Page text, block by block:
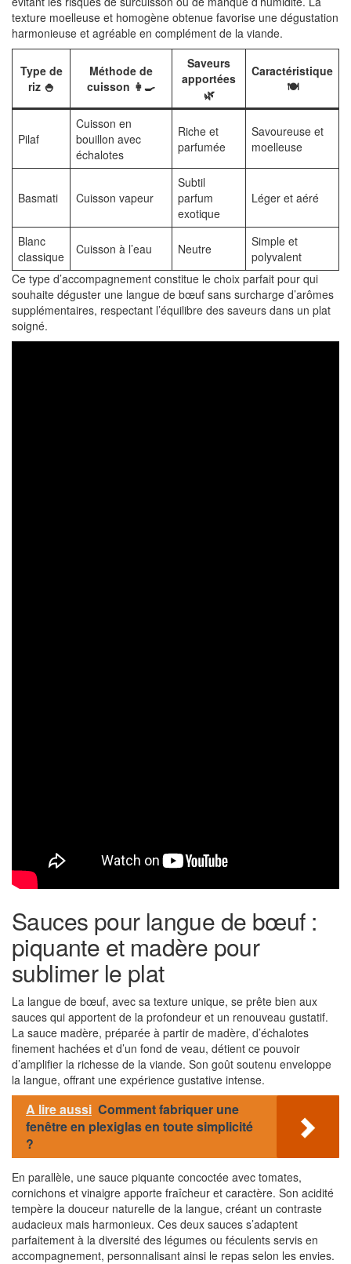
texture moelleuse et homogène obtenue favorise une dégustation
harmonieuse et agréable en complément de la viande.
Type de
riz 🍚
Méthode de
cuisson 👩‍🍳
Saveurs
apportées
🌿
Caractéristique
🍽️
Pilaf
Cuisson en
bouillon avec
échalotes
Riche et
parfumée
Savoureuse et
moelleuse
Basmati Cuisson vapeur
Subtil
parfum
exotique
Léger et aéré
Blanc
classique
Cuisson à l’eau Neutre
Simple et
polyvalent
Ce type d’accompagnement constitue le choix parfait pour qui
souhaite déguster une langue de bœuf sans surcharge d’arômes
supplémentaires, respectant l’équilibre des saveurs dans un plat
soigné.
Sauces pour langue de bœuf :
piquante et madère pour
sublimer le plat
La langue de bœuf, avec sa texture unique, se prête bien aux
sauces qui apportent de la profondeur et un renouveau gustatif.
La sauce madère, préparée à partir de madère, d’échalotes
finement hachées et d’un fond de veau, détient ce pouvoir
d’amplifier la richesse de la viande. Son goût soutenu enveloppe
la langue, offrant une expérience gustative intense.
A lire aussi Comment fabriquer une
fenêtre en plexiglas en toute simplicité
?
En parallèle, une sauce piquante concoctée avec tomates,
cornichons et vinaigre apporte fraîcheur et caractère. Son acidité
tempère la douceur naturelle de la langue, créant un contraste
audacieux mais harmonieux. Ces deux sauces s’adaptent
parfaitement à la diversité des légumes ou féculents servis en
accompagnement, personnalisant ainsi le repas selon les envies.